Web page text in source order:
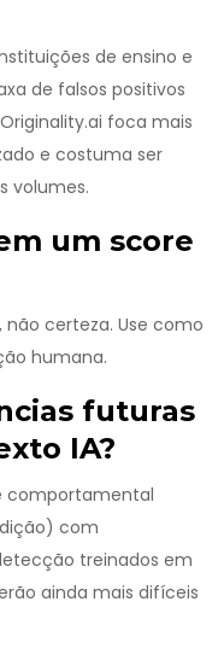
de ensino e
de falsos positivos
foca mais
e costuma ser
volumes.
um score
não certeza. Use como
humana.
futuras
IA?
comportamental
com
treinados em
ainda mais difíceis